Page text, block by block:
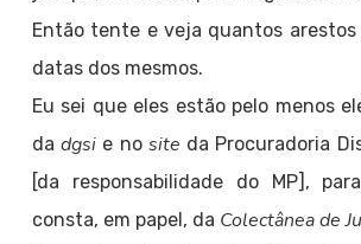
Então tente e veja quantos
datas dos mesmos.
Eu sei que eles estão pelo menos
dadgsi e no site da Procuradoria
[da responsabilidade do MP],
consta, em papel, da Colectânea de